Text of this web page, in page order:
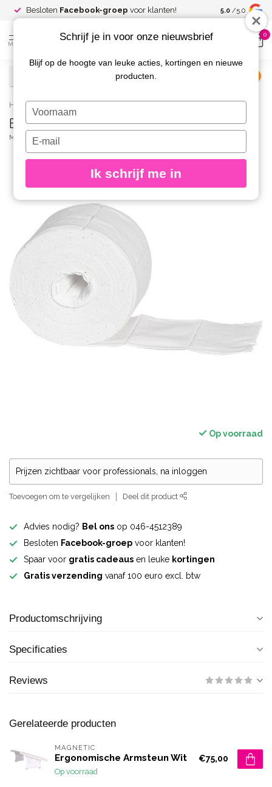
Besloten Facebook-groep voor klanten! Spaar voor
kortingen
5.0 /5.0
MENU
0
Home / Brush wipes 125 st.
Brush wipes 125 st.
MAGNETIC
Op voorraad
Prijzen zichtbaar voor professionals, na inloggen
Toevoegen om te vergelijken Deel dit product
Advies nodig? Bel ons op 046-4512389
Besloten Facebook-groep voor klanten!
Spaar voor gratis cadeaus en leuke kortingen
Gratis verzending vanaf 100 euro excl. btw
Productomschrijving
Specificaties
Reviews
Gerelateerde producten
MAGNETIC
Ergonomische Armsteun Wit
Op voorraad
€75,00
Schrijf je in voor onze nieuwsbrief
Blijf op de hoogte van leuke acties, kortingen en nieuwe
producten.
Typ
je
naam
Typ
je
e-
in
Ik schrijf me in